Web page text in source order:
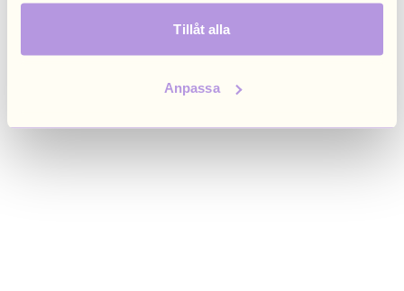
Tillåt alla
Anpassa